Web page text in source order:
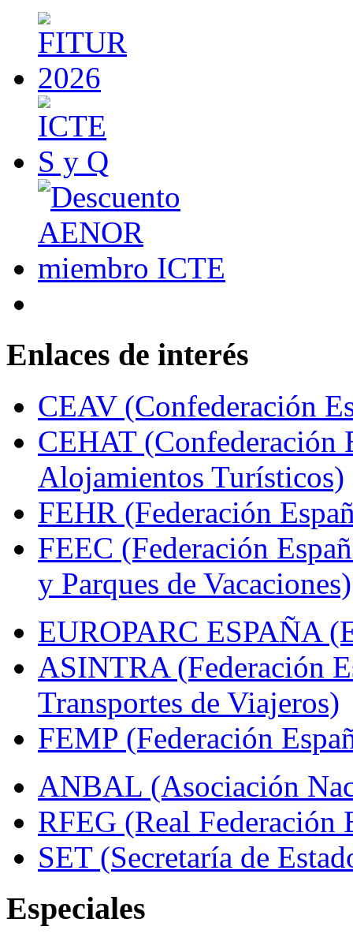
Enlaces de interés
CEAV (Confederación
CEHAT (Confederación
Alojamientos Turísticos)
FEHR (Federación
FEEC (Federación
y Parques de Vacaciones)
EUROPARC ESPAÑA
ASINTRA (Federación
Transportes de Viajeros)
FEMP (Federación
ANBAL (Asociación
RFEG (Real Federación
SET (Secretaría de
Especiales